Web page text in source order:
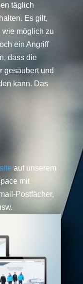
täglich
Es gilt,
wie möglich zu
ein Angriff
dass die
gesäubert und
kann. Das
auf unserem
mit
Postfächer,